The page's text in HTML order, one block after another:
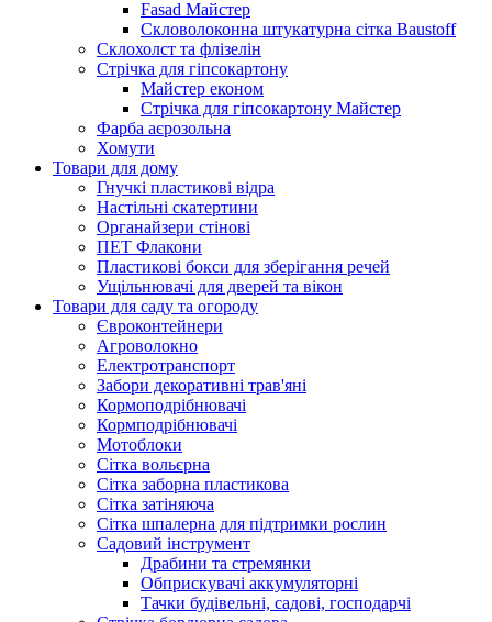
Fasad Майстер
Скловолоконна штукатурна сітка Baustoff
Склохолст та флізелін
Стрічка для гіпсокартону
Майстер економ
Стрічка для гіпсокартону Майстер
Фарба аєрозольна
Хомути
Товари для дому
Гнучкі пластикові відра
Настільні скатертини
Органайзери стінові
ПЕТ Флакони
Пластикові бокси для зберігання речей
Ущільнювачі для дверей та вікон
Товари для саду та огороду
Євроконтейнери
Агроволокно
Електротранспорт
Забори декоративні трав'яні
Кормоподрібнювачі
Кормподрібнювачі
Мотоблоки
Сітка вольєрна
Сітка заборна пластикова
Сітка затіняюча
Сітка шпалерна для підтримки рослин
Садовий інструмент
Драбини та стремянки
Обприскувачі аккумуляторні
Тачки будівельні, садові, господарчі